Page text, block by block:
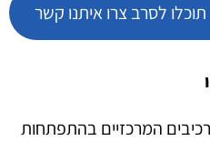
לסרב צרו איתנו קשר
המרכזיים בהתפתחות